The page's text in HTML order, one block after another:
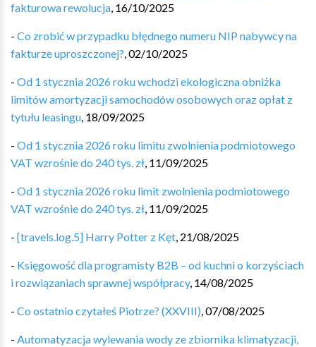
fakturowa rewolucja, 16/10/2025
- Co zrobić w przypadku błędnego numeru NIP nabywcy na
fakturze uproszczonej?,02/10/2025
- Od 1 stycznia 2026 roku wchodzi ekologiczna obniżka
limitów amortyzacji samochodów osobowych oraz opłat z
tytułu leasingu, 18/09/2025
- Od 1 stycznia 2026 roku limitu zwolnienia podmiotowego
VAT wzrośnie do 240 tys. zł, 11/09/2025
- Od 1 stycznia 2026 roku limit zwolnienia podmiotowego
VAT wzrośnie do 240 tys. zł, 11/09/2025
- [travels.log.5] Harry Potter z Kęt, 21/08/2025
- Księgowość dla programisty B2B – od kuchni o korzyściach
i rozwiązaniach sprawnej współpracy, 14/08/2025
- Co ostatnio czytałeś Piotrze? (XXVIII),07/08/2025
- Automatyzacja wylewania wody ze zbiornika klimatyzacji,